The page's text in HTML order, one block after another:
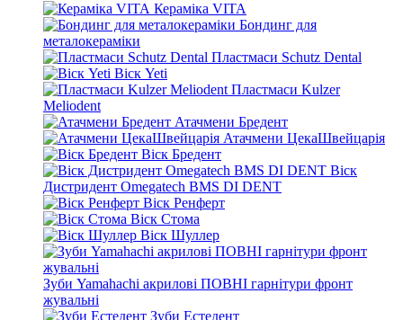
Кераміка VITA
Бондинг для
металокераміки
Пластмаси Schutz Dental
Віск Yeti
Пластмаси Kulzer
Meliodent
Атачмени Бредент
Атачмени ЦекаШвейцарія
Віск Бредент
Віск
Дистридент Omegatech BMS DI DENT
Віск Ренферт
Віск Стома
Віск Шуллер
Зуби Yamahachi акрилові ПОВНІ гарнітури фронт
жувальні
Зуби Естедент